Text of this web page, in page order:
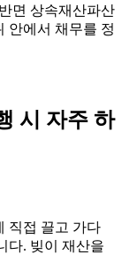
면 상속재산파산
안에서 채무를 정
시 자주 하
직접 끌고 가다
다. 빚이 재산을